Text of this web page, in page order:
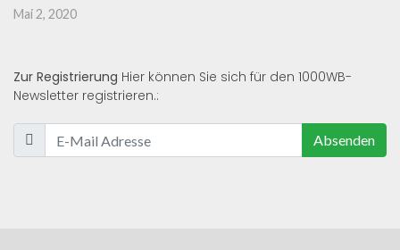
Mai 2, 2020
Zur Registrierung Hier können Sie sich für den 1000WB-
Newsletter registrieren.:
Absenden